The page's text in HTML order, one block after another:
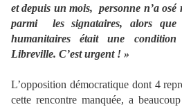
et depuis un mois, personne n’a osé
parmi les signataires, alors que
humanitaires était une condition
Libreville. C’est urgent ! »
L’opposition démocratique dont 4
cette rencontre manquée, a